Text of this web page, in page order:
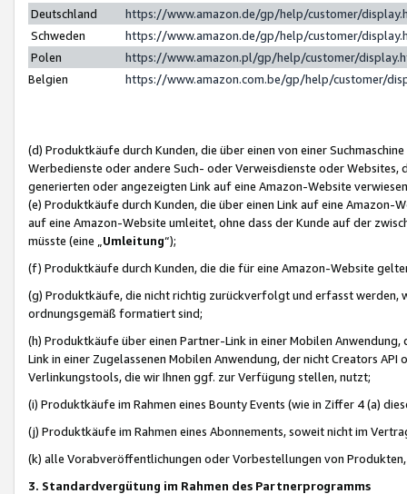
Deutschland
https://www.amazon.de/gp/help/customer/
Schweden
https://www.amazon.de/gp/help/customer/
Polen
https://www.amazon.pl/gp/help/customer/
Belgien
https://www.amazon.com.be/gp/help/customer/
(d) Produktkäufe durch Kunden, die über einen von einer
Werbedienste oder andere Such- oder Verweisdienste oder Websites,
generierten oder angezeigten Link auf eine Amazon-Website
(e) Produktkäufe durch Kunden, die über einen Link auf eine
auf eine Amazon-Website umleitet, ohne dass der Kunde auf der
müsste (eine „ Umleitung“);
(f) Produktkäufe durch Kunden, die die für eine Amazon-Website
(g) Produktkäufe, die nicht richtig zurückverfolgt und erfasst werden,
ordnungsgemäß formatiert sind;
(h) Produktkäufe über einen Partner-Link in einer Mobilen
Link in einer Zugelassenen Mobilen Anwendung, der nicht Creators
Verlinkungstools, die wir Ihnen ggf. zur Verfügung stellen, nutzt;
(i) Produktkäufe im Rahmen eines Bounty Events (wie in Ziffer 4 (a)
(j) Produktkäufe im Rahmen eines Abonnements, soweit nicht im
(k) alle Vorabveröffentlichungen oder Vorbestellungen von
3. Standardvergütung im Rahmen des Partnerprogramms